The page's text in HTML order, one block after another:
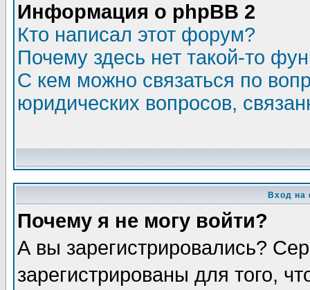
Информация о phpBB 2
Кто написал этот форум?
Почему здесь нет такой-то
С кем можно связаться по
юридических вопросов,
Вход на
Почему я не могу войти?
А вы зарегистрировались?
зарегистрированы для того,